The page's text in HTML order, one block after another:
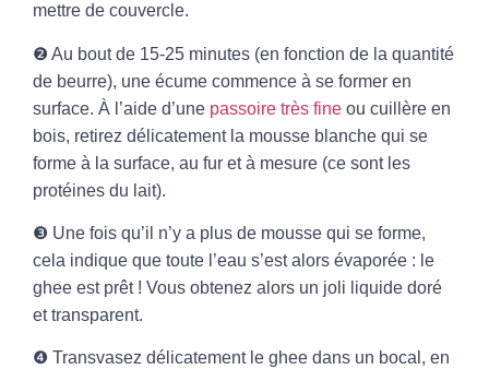
mettre de couvercle.
❷ Au bout de 15-25 minutes (en fonction de la quantité
de beurre), une écume commence à se former en
surface. À l’aide d’une passoire très fine ou cuillère en
bois, retirez délicatement la mousse blanche qui se
forme à la surface, au fur et à mesure (ce sont les
protéines du lait).
❸ Une fois qu’il n’y a plus de mousse qui se forme,
cela indique que toute l’eau s’est alors évaporée : le
ghee est prêt ! Vous obtenez alors un joli liquide doré
et transparent.
❹ Transvasez délicatement le ghee dans un bocal, en